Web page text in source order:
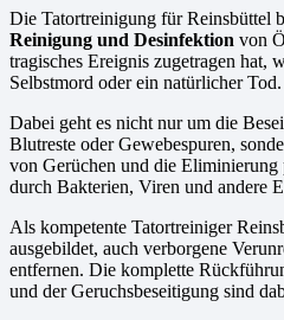
Die Tatortreinigung für Reinsbüttel
Reinigung und Desinfektion von
tragisches Ereignis zugetragen hat,
Selbstmord oder ein natürlicher Tod.
Dabei geht es nicht nur um die
Blutreste oder Gewebespuren,
von Gerüchen und die Eliminierung
durch Bakterien, Viren und andere
Als kompetente Tatortreiniger
ausgebildet, auch verborgene
entfernen. Die komplette
und der Geruchsbeseitigung sind